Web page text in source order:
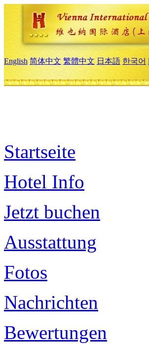
English 简体中文 繁體中文 日本語 한국어
Startseite
Hotel Info
Jetzt buchen
Ausstattung
Fotos
Nachrichten
Bewertungen